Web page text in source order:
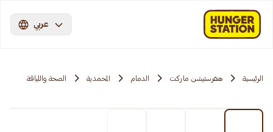
عربي
الرئيسية هنقرستيشن ماركت الدمام المحمدية الصحة واللياقة